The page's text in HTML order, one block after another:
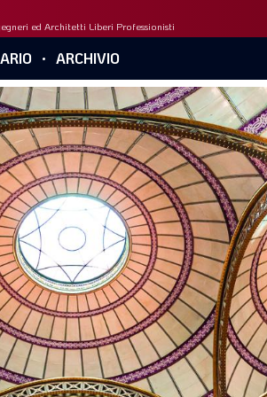
ed Architetti Liberi Professionisti
ARCHIVIO